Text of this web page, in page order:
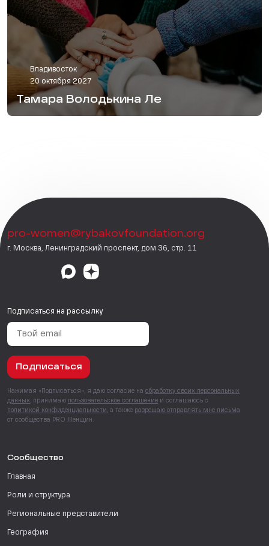
Владивосток
20 октября 2027
Тамара Володькина Ле
pro-women@rybakovfoundation.org
г. Москва, Ленинградский проспект, дом 36, стр. 11
Подписаться на рассылку
Подписаться
Нажимая «Подписаться», я даю согласие на обработку своих персональных
данных , принимаю пользовательское соглашение и соглашаюсь с
политикой конфиденциальности , а также разрешаю отправлять мне письма
от сообщества PRO Женщин.
Сообщество
Главная
Роли и структура
Региональные представители
География